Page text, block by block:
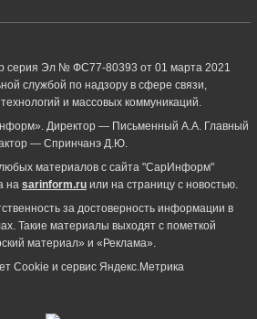
серия Эл № ФС77-80393 от 01 марта 2021
службой по надзору в сфере связи,
и массовых коммуникаций.
Директор — Письменный А.А. Главный
— Спринчанэ Д.Ю.
материалов с сайта "СарИнформ"
на sarinform.ru или на страницу с новостью.
за достоверность информации в
Такие материалы выходят с пометкой
материал» и «Реклама».
Cookie и сервиc Яндекс.Метрика